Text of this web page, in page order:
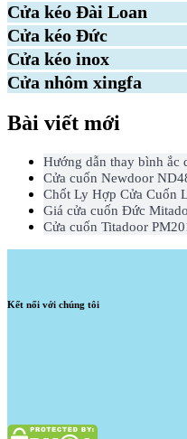
Cửa kéo Đài Loan
Cửa kéo Đức
Cửa kéo inox
Cửa nhôm xingfa
Bài viết mới
Hướng dẫn thay bình ắc
Cửa cuốn Newdoor
Chốt Ly Hợp Cửa Cuốn
Giá cửa cuốn Đức
Cửa cuốn Titadoor
Kết nối với chúng tôi